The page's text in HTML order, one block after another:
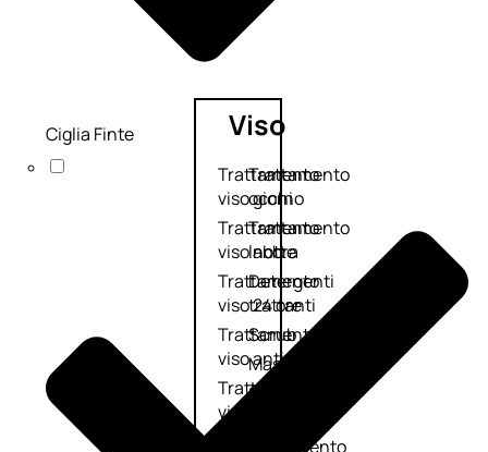
Viso
Trattamento
viso giorno
Trattamento
viso notte
Trattamento
viso 24 ore
Trattamento
viso antietà
Trattamento
viso
Trattamento
occhi
Trattamento
labbra
Detergenti
trattanti
Scrub
Maschere
Sieri
trattamento
Ciglia Finte